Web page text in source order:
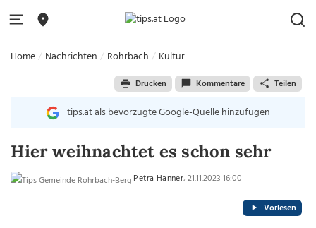
Home Nachrichten Rohrbach Kultur
Drucken Kommentare Teilen
tips.at als bevorzugte Google-Quelle hinzufügen
Hier weihnachtet es schon sehr
Petra Hanner, 21.11.2023 16:00
Vorlesen